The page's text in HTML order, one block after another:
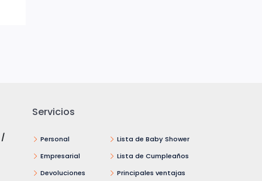
/
Servicios
Personal
Empresarial
Devoluciones
Lista de Baby Shower
Lista de Cumpleaños
Principales ventajas